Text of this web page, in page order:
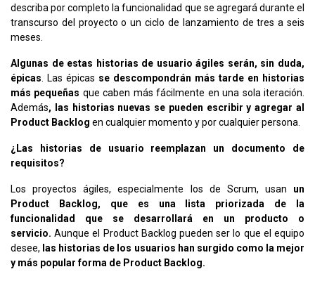
describa por completo la funcionalidad que se agregará durante el
transcurso del proyecto o un ciclo de lanzamiento de tres a seis
meses.
Algunas de estas historias de usuario ágiles serán, sin duda,
épicas . Las épicas se descompondrán más tarde en historias
más pequeñas que caben más fácilmente en una sola iteración.
Además, las historias nuevas se pueden escribir y agregar al
Product Backlog en cualquier momento y por cualquier persona.
¿Las historias de usuario reemplazan un documento de
requisitos?
Los proyectos ágiles, especialmente los de Scrum, usan un
Product Backlog, que es una lista priorizada de la
funcionalidad que se desarrollará en un producto o
servicio. Aunque el Product Backlog pueden ser lo que el equipo
desee, las historias de los usuarios han surgido como la mejor
y más popular forma de Product Backlog.